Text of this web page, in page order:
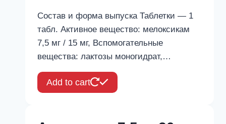
Состав и форма выпуска Таблетки — 1
табл. Активное вещество: мелоксикам
7,5 мг / 15 мг, Вспомогательные
вещества: лактозы моногидрат,…
Add to cart